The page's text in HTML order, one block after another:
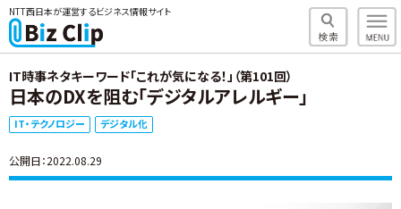
NTT西日本が運営するビジネス情報サイト
IT時事ネタキーワード「これが気になる！」（第101回）
日本のDXを阻む「デジタルアレルギー」
IT・テクノロジー デジタル化
公開日：2022.08.29